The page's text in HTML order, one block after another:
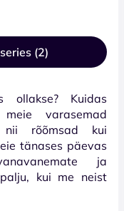
(2)
ollakse? Kuidas
varasemad
nii rõõmsad kui
tänases päevas
ja
kui me neist